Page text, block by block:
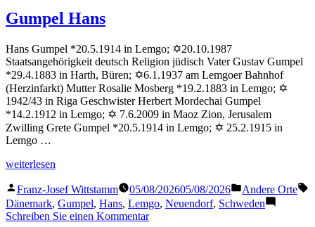
Gumpel Hans
Hans Gumpel *20.5.1914 in Lemgo; ✡20.10.1987
Staatsangehörigkeit deutsch Religion jüdisch Vater Gustav Gumpel
*29.4.1883 in Harth, Büren; ✡6.1.1937 am Lemgoer Bahnhof
(Herzinfarkt) Mutter Rosalie Mosberg *19.2.1883 in Lemgo; ✡
1942/43 in Riga Geschwister Herbert Mordechai Gumpel
*14.2.1912 in Lemgo; ✡ 7.6.2009 in Maoz Zion, Jerusalem
Zwilling Grete Gumpel *20.5.1914 in Lemgo; ✡ 25.2.1915 in
Lemgo …
„Gumpel
weiterlesen
Veröffentlicht
von
Franz-Josef Wittstamm 05/08/202605/08/2026
Veröffentlicht
in
Andere Orte
Dänemark, Gumpel, Hans, Lemgo, Neuendorf, Schweden
Schreiben Sie einen Kommentarzu